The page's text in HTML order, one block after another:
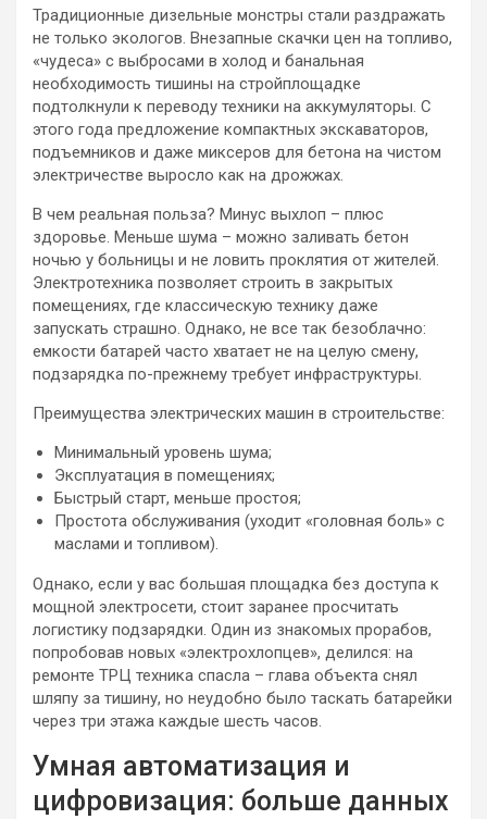
Традиционные дизельные монстры стали раздражать
не только экологов. Внезапные скачки цен на топливо,
«чудеса» с выбросами в холод и банальная
необходимость тишины на стройплощадке
подтолкнули к переводу техники на аккумуляторы. С
этого года предложение компактных экскаваторов,
подъемников и даже миксеров для бетона на чистом
электричестве выросло как на дрожжах.
В чем реальная польза? Минус выхлоп – плюс
здоровье. Меньше шума – можно заливать бетон
ночью у больницы и не ловить проклятия от жителей.
Электротехника позволяет строить в закрытых
помещениях, где классическую технику даже
запускать страшно. Однако, не все так безоблачно:
емкости батарей часто хватает не на целую смену,
подзарядка по-прежнему требует инфраструктуры.
Преимущества электрических машин в строительстве:
Минимальный уровень шума;
Эксплуатация в помещениях;
Быстрый старт, меньше простоя;
Простота обслуживания (уходит «головная боль» с
маслами и топливом).
Однако, если у вас большая площадка без доступа к
мощной электросети, стоит заранее просчитать
логистику подзарядки. Один из знакомых прорабов,
попробовав новых «электрохлопцев», делился: на
ремонте ТРЦ техника спасла – глава объекта снял
шляпу за тишину, но неудобно было таскать батарейки
через три этажа каждые шесть часов.
Умная автоматизация и
цифровизация: больше данных